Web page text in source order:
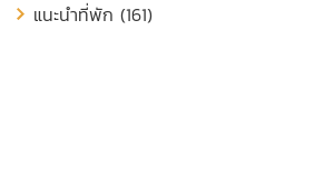
แนะนำที่พัก (161)